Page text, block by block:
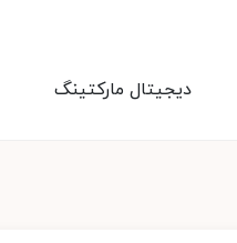
دیجیتال مارکتینگ